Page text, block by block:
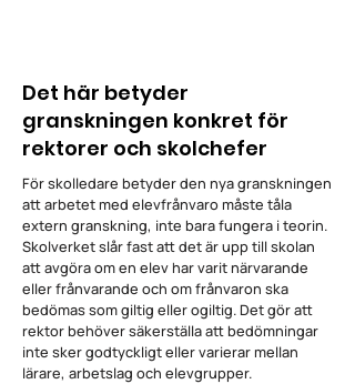
Det här betyder
granskningen konkret för
rektorer och skolchefer
För skolledare betyder den nya granskningen
att arbetet med elevfrånvaro måste tåla
extern granskning, inte bara fungera i teorin.
Skolverket slår fast att det är upp till skolan
att avgöra om en elev har varit närvarande
eller frånvarande och om frånvaron ska
bedömas som giltig eller ogiltig. Det gör att
rektor behöver säkerställa att bedömningar
inte sker godtyckligt eller varierar mellan
lärare, arbetslag och elevgrupper.